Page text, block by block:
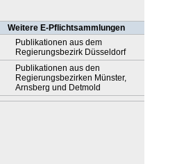
Weitere E-Pflichtsammlungen
Publikationen aus dem
Regierungsbezirk Düsseldorf
Publikationen aus den
Regierungsbezirken Münster,
Arnsberg und Detmold